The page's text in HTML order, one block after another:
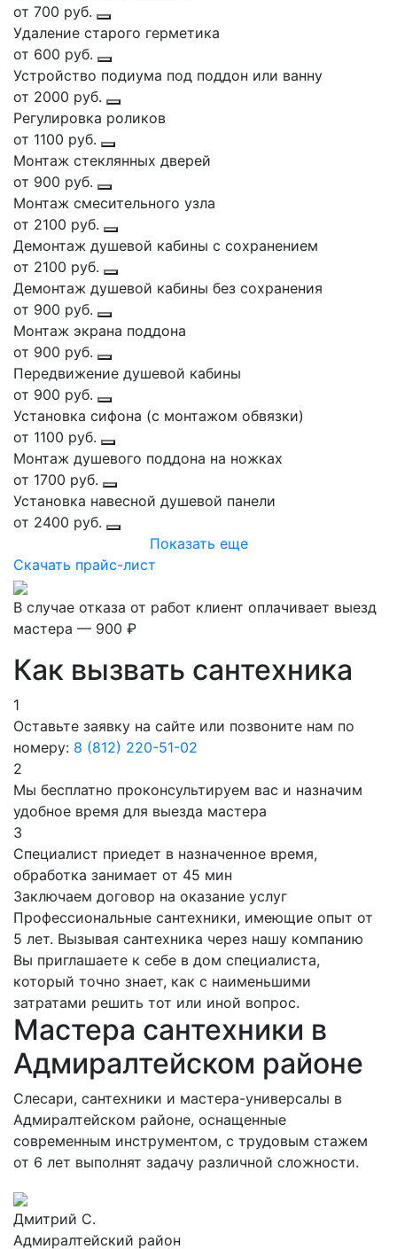
от 700 руб.
Удаление старого герметика
от 600 руб.
Устройство подиума под поддон или ванну
от 2000 руб.
Регулировка роликов
от 1100 руб.
Монтаж стеклянных дверей
от 900 руб.
Монтаж смесительного узла
от 2100 руб.
Демонтаж душевой кабины с сохранением
от 2100 руб.
Демонтаж душевой кабины без сохранения
от 900 руб.
Монтаж экрана поддона
от 900 руб.
Передвижение душевой кабины
от 900 руб.
Установка сифона (с монтажом обвязки)
от 1100 руб.
Монтаж душевого поддона на ножках
от 1700 руб.
Установка навесной душевой панели
от 2400 руб.
Показать еще
Скачать прайс-лист
В случае отказа от работ клиент оплачивает выезд
мастера — 900 ₽
Как вызвать сантехника
1
Оставьте заявку на сайте или позвоните нам по
номеру: 8 (812) 220-51-02
2
Мы бесплатно проконсультируем вас и назначим
удобное время для выезда мастера
3
Специалист приедет в назначенное время,
обработка занимает от 45 мин
Заключаем договор на оказание услуг
Профессиональные сантехники, имеющие опыт от
5 лет. Вызывая сантехника через нашу компанию
Вы приглашаете к себе в дом специалиста,
который точно знает, как с наименьшими
затратами решить тот или иной вопрос.
Мастера сантехники в
Адмиралтейском районе
Слесари, сантехники и мастера-универсалы в
Адмиралтейском районе, оснащенные
современным инструментом, с трудовым стажем
от 6 лет выполнят задачу различной сложности.
Дмитрий С.
Адмиралтейский район